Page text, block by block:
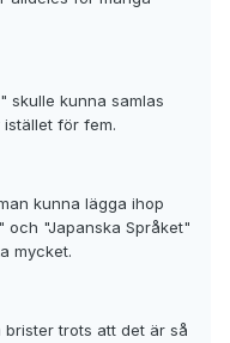
skulle kunna samlas
för fem.
kunna lägga ihop
och "Japanska Språket"
mycket.
trots att det är så